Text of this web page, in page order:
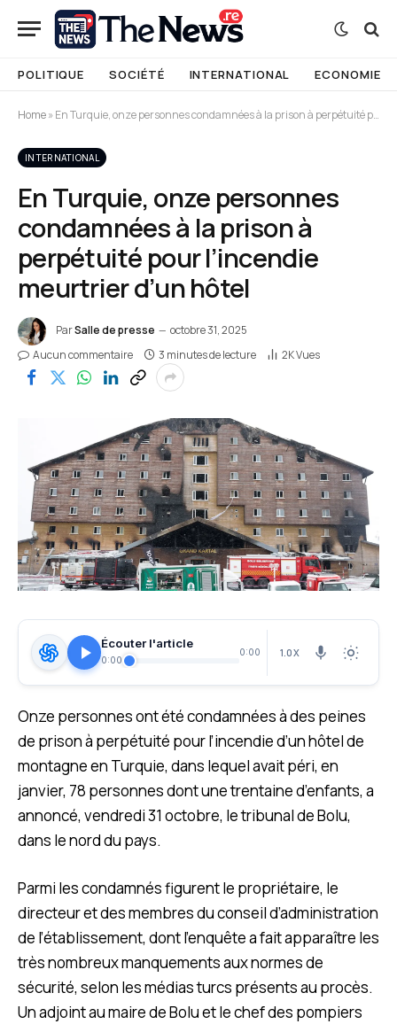
POLITIQUE SOCIÉTÉ INTERNATIONAL ECONOMIE
Home»En Turquie, onze personnes condamnées à la prison à perpétuité pour l’incendie meurtrier d’un hôtel
INTERNATIONAL
En Turquie, onze personnes
condamnées à la prison à
perpétuité pour l’incendie
meurtrier d’un hôtel
ParSalle de presse
octobre 31, 2025
Aucun commentaire
3 minutes de lecture 2KVues
Écouter l'article
0:00
0:00 1.0X
Onze personnes ont été condamnées à des peines
de prison à perpétuité pour l’incendie d’un hôtel de
montagne en Turquie, dans lequel avait péri, en
janvier, 78 personnes dont une trentaine d’enfants, a
annoncé, vendredi 31 octobre, le tribunal de Bolu,
dans le nord du pays.
Parmi les condamnés figurent le propriétaire, le
directeur et des membres du conseil d’administration
de l’établissement, dont l’enquête a fait apparaître les
très nombreux manquements aux normes de
sécurité, selon les médias turcs présents au procès.
Un adjoint au maire de Bolu et le chef des pompiers